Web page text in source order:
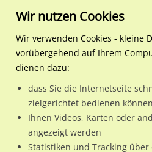
Regionale Plakatwerbung
Wir nutzen Cookies
Wir verwenden Cookies - kleine
vorübergehend auf Ihrem
dienen dazu:
dass Sie die Internetseite
zielgerichtet bedienen können
Ihnen Videos, Karten oder
angezeigt werden
Statistiken und Tracking